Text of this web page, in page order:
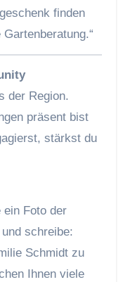
finden
der Region.
präsent bist
stärkst du
ein Foto der
schreibe:
Schmidt zu
Ihnen viele